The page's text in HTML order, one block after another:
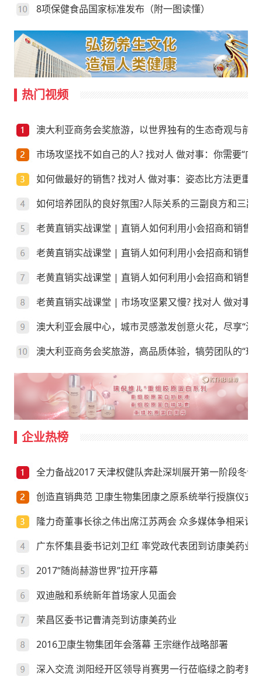
8项保健食品国家标准发布（附一图读懂）
热门视频
澳大利亚商务会奖旅游，以世界独有的生态奇观与前
市场攻坚找不如自己的人? 找对人 做对事：你需要“向
如何做最好的销售? 找对人 做对事：姿态比方法更重要!
如何培养团队的良好氛围?人际关系的三副良方和三副
老黄直销实战课堂 | 直销人如何利用小会招商和销售
老黄直销实战课堂 | 直销人如何利用小会招商和销售
老黄直销实战课堂 | 直销人如何利用小会招商和销售
老黄直销实战课堂 | 市场攻坚累又慢? 找对人 做对事
澳大利亚会展中心，城市灵感激发创意火花，尽享“澳”
澳大利亚商务会奖旅游，高品质体验，犒劳团队的“玩”
企业热榜
全力备战2017 天津权健队奔赴深圳展开第一阶段冬训
创造直销典范 卫康生物集团康之原系统举行授旗仪式
隆力奇董事长徐之伟出席江苏两会 众多媒体争相采访
广东怀集县委书记刘卫红 率党政代表团到访康美药业
2017“随尚赫游世界”拉开序幕
双迪融和系统新年首场家人见面会
荣昌区委书记曹清尧到访康美药业
2016卫康生物集团年会落幕 王宗继作战略部署
深入交流 浏阳经开区领导肖赛男一行莅临绿之韵考察